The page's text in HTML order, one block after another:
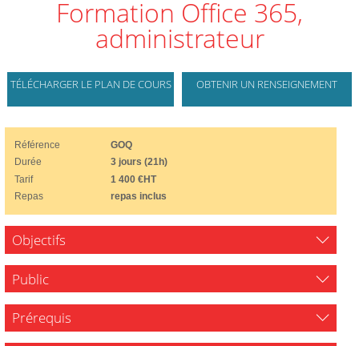
Formation Office 365,
administrateur
TÉLÉCHARGER LE PLAN DE COURS OBTENIR UN RENSEIGNEMENT
Référence
GOQ
Durée
3 jours (21h)
Tarif
1 400 €HT
Repas
repas inclus
Objectifs
Public
Prérequis